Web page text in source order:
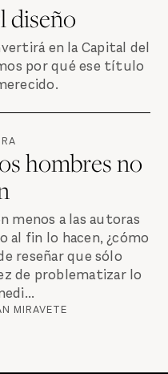
diseño
en la Capital del
por qué ese título
hombres no
menos a las autoras
al fin lo hacen, ¿cómo
reseñar que sólo
de problematizar lo
MIRAVETE